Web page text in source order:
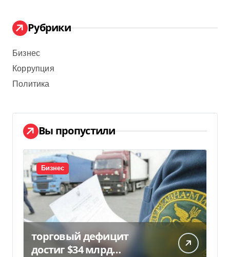
Рубрики
Бизнес
Коррупция
Политика
Вы пропустили
Бизнес
торговый дефицит
достиг $34 млрд…